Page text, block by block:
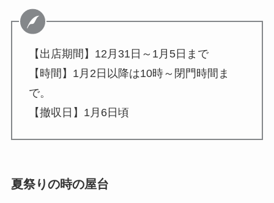
【出店期間】12月31日～1月5日まで
【時間】1月2日以降は10時～閉門時間ま
で。
【撤収日】1月6日頃
夏祭りの時の屋台